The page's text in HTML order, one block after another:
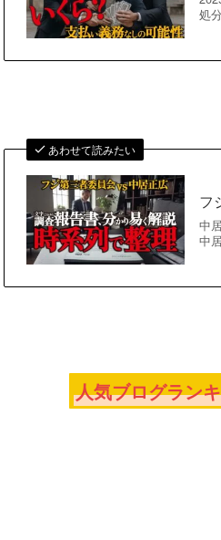
処
あわせて読みたい
フ
中
中
人気ブログラン